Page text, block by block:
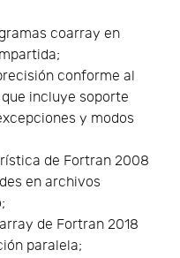
coarray en
conforme al
incluye soporte
y modos
de Fortran 2008
en archivos
de Fortran 2018
paralela;